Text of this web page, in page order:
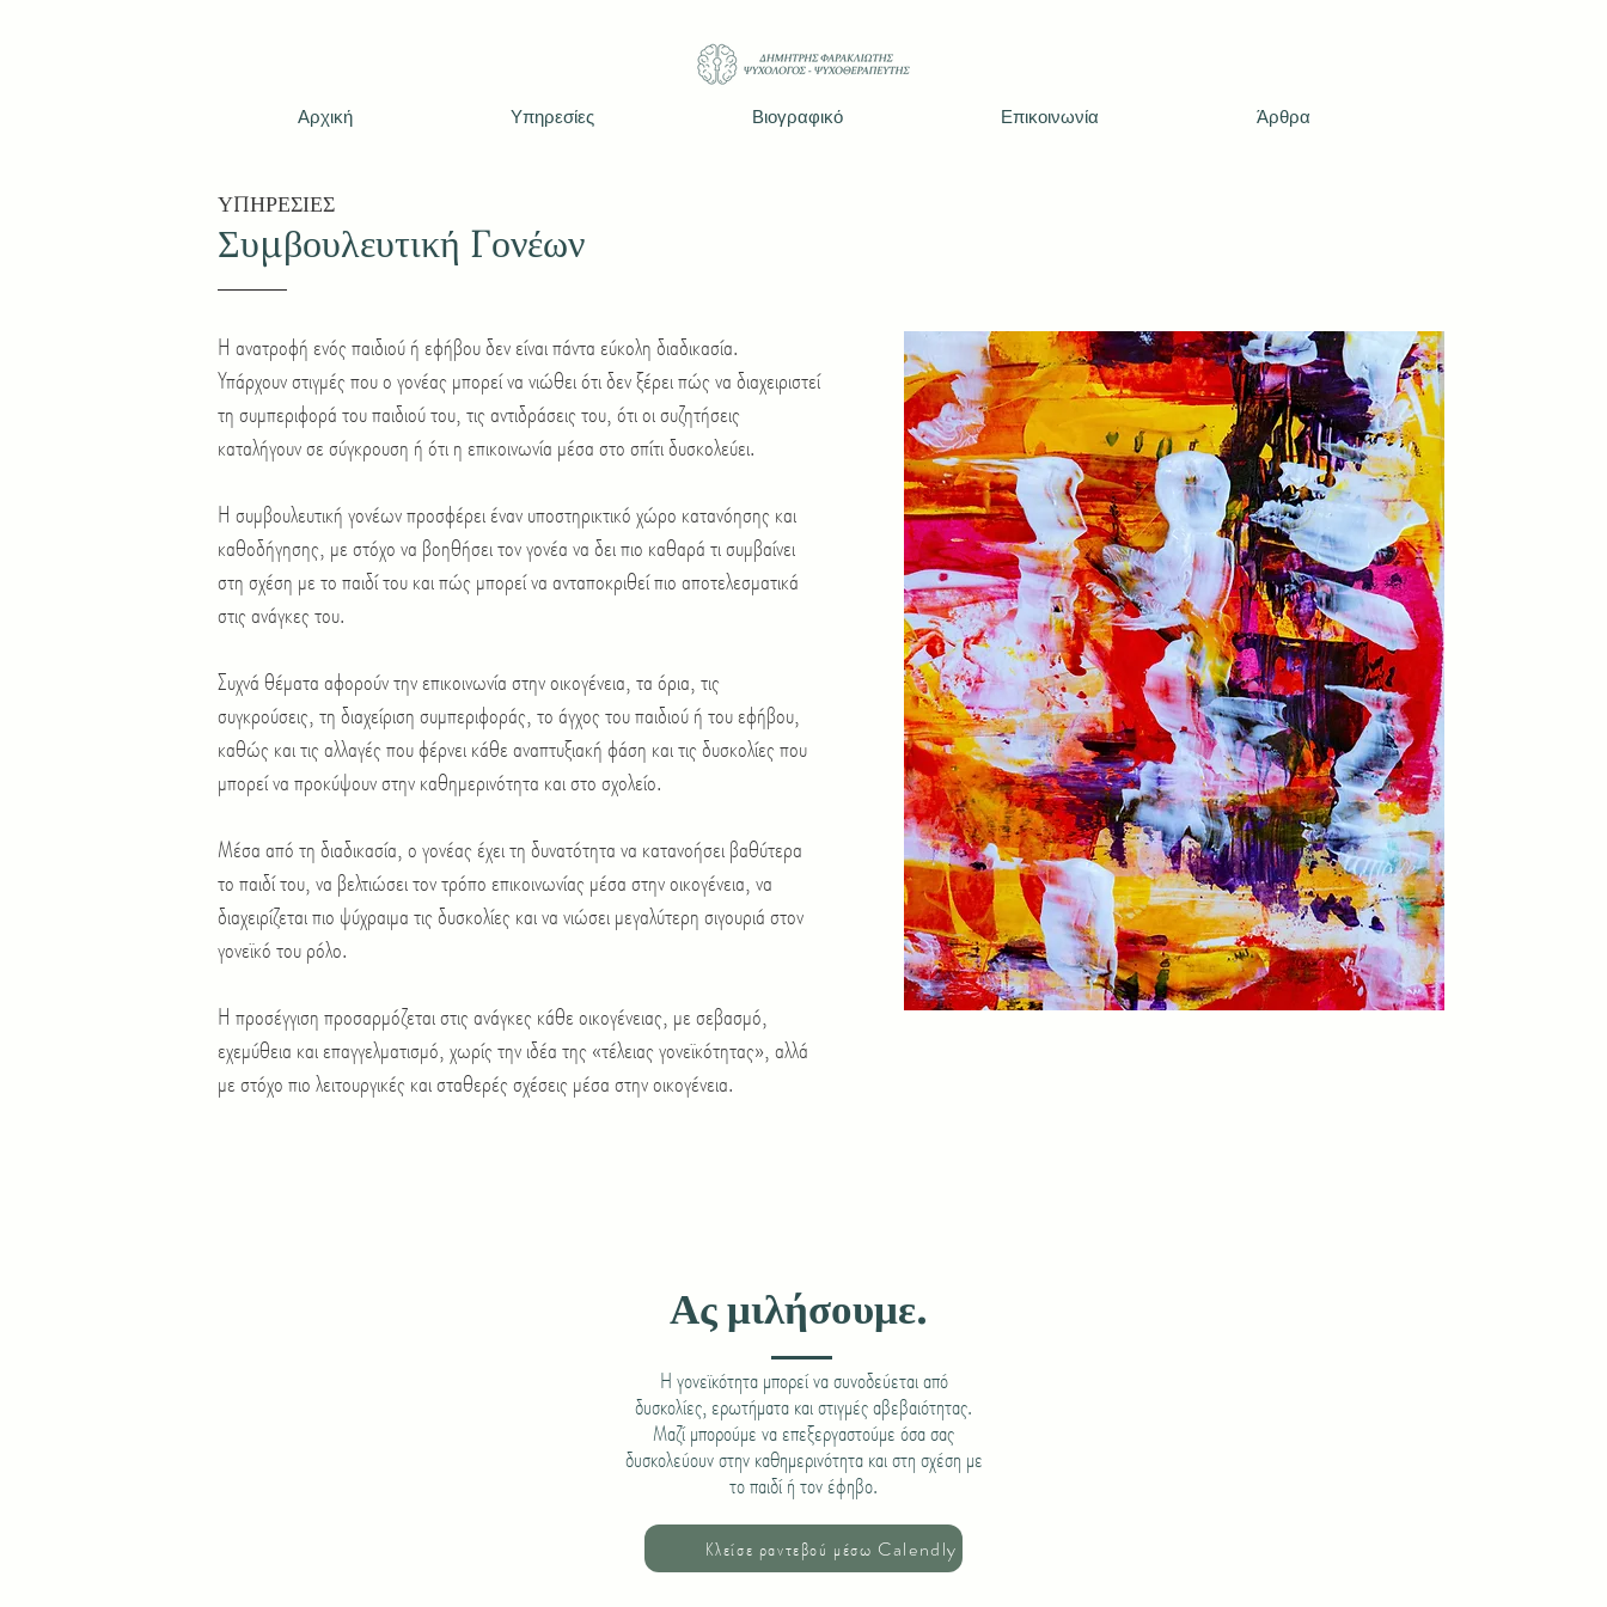
Αρχική Υπηρεσίες Βιογραφικό Επικοινωνία Άρθρα
ΥΠΗΡΕΣΙΕΣ
Συμβουλευτική Γονέων
Η ανατροφή ενός παιδιού ή εφήβου δεν είναι πάντα εύκολη διαδικασία.
Υπάρχουν στιγμές που ο γονέας μπορεί να νιώθει ότι δεν ξέρει πώς να διαχειριστεί
τη συμπεριφορά του παιδιού του, τις αντιδράσεις του, ότι οι συζητήσεις
καταλήγουν σε σύγκρουση ή ότι η επικοινωνία μέσα στο σπίτι δυσκολεύει.
Η συμβουλευτική γονέων προσφέρει έναν υποστηρικτικό χώρο κατανόησης και
καθοδήγησης, με στόχο να βοηθήσει τον γονέα να δει πιο καθαρά τι συμβαίνει
στη σχέση με το παιδί του και πώς μπορεί να ανταποκριθεί πιο αποτελεσματικά
στις ανάγκες του.
Συχνά θέματα αφορούν την επικοινωνία στην οικογένεια, τα όρια, τις
συγκρούσεις, τη διαχείριση συμπεριφοράς, το άγχος του παιδιού ή του εφήβου,
καθώς και τις αλλαγές που φέρνει κάθε αναπτυξιακή φάση και τις δυσκολίες που
μπορεί να προκύψουν στην καθημερινότητα και στο σχολείο.
Μέσα από τη διαδικασία, ο γονέας έχει τη δυνατότητα να κατανοήσει βαθύτερα
το παιδί του, να βελτιώσει τον τρόπο επικοινωνίας μέσα στην οικογένεια, να
διαχειρίζεται πιο ψύχραιμα τις δυσκολίες και να νιώσει μεγαλύτερη σιγουριά στον
γονεϊκό του ρόλο.
Η προσέγγιση προσαρμόζεται στις ανάγκες κάθε οικογένειας, με σεβασμό,
εχεμύθεια και επαγγελματισμό, χωρίς την ιδέα της «τέλειας γονεϊκότητας», αλλά
με στόχο πιο λειτουργικές και σταθερές σχέσεις μέσα στην οικογένεια.
Ας μιλήσουμε.
Η γονεϊκότητα μπορεί να συνοδεύεται από
δυσκολίες, ερωτήματα και στιγμές αβεβαιότητας.
Μαζί μπορούμε να επεξεργαστούμε όσα σας
δυσκολεύουν στην καθημερινότητα και στη σχέση με
το παιδί ή τον έφηβο.
Κλείσε ραντεβού μέσω Calendly